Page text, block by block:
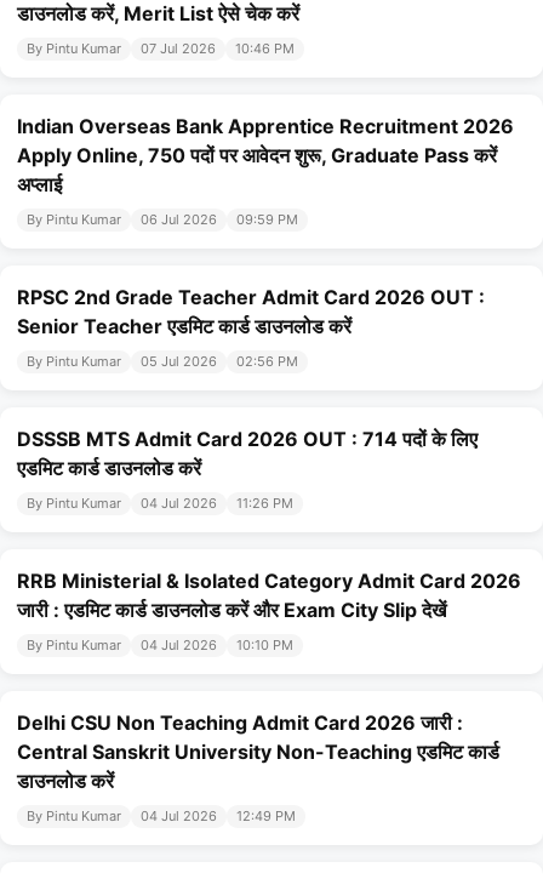
डाउनलोड करें, Merit List ऐसे चेक करें
By Pintu Kumar 07 Jul 2026 10:46 PM
Indian Overseas Bank Apprentice Recruitment 2026
Apply Online, 750 पदों पर आवेदन शुरू, Graduate Pass करें
अप्लाई
By Pintu Kumar 06 Jul 2026 09:59 PM
RPSC 2nd Grade Teacher Admit Card 2026 OUT :
Senior Teacher एडमिट कार्ड डाउनलोड करें
By Pintu Kumar 05 Jul 2026 02:56 PM
DSSSB MTS Admit Card 2026 OUT : 714 पदों के लिए
एडमिट कार्ड डाउनलोड करें
By Pintu Kumar 04 Jul 2026 11:26 PM
RRB Ministerial & Isolated Category Admit Card 2026
जारी : एडमिट कार्ड डाउनलोड करें और Exam City Slip देखें
By Pintu Kumar 04 Jul 2026 10:10 PM
Delhi CSU Non Teaching Admit Card 2026 जारी :
Central Sanskrit University Non-Teaching एडमिट कार्ड
डाउनलोड करें
By Pintu Kumar 04 Jul 2026 12:49 PM